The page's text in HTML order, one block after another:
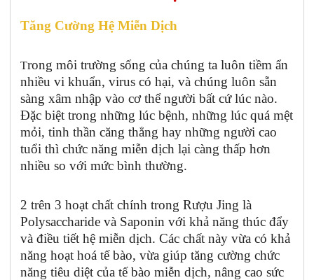
Tăng Cường Hệ Miễn Dịch
Trong môi trường sống của chúng ta luôn tiềm ẩn
nhiều vi khuẩn, virus có hại, và chúng luôn sẵn
sàng xâm nhập vào cơ thể người bất cứ lúc nào.
Đặc biệt trong những lúc bệnh, những lúc quá mệt
mỏi, tinh thần căng thẳng hay những người cao
tuổi thì chức năng miễn dịch lại càng thấp hơn
nhiều so với mức bình thường.
2 trên 3 hoạt chất chính trong Rượu Jing là
Polysaccharide và Saponin với khả năng thúc đẩy
và điều tiết hệ miễn dịch. Các chất này vừa có khả
năng hoạt hoá tế bào, vừa giúp tăng cường chức
năng tiêu diệt của tế bào miễn dịch, nâng cao sức